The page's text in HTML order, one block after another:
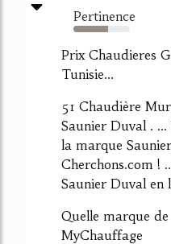
Pertinence
62%
Prix Chaudieres
Tunisie...
51 Chaudière
Saunier Duval .
la marque
Cherchons.com !
Saunier Duval en
Quelle marque
MyChauffage